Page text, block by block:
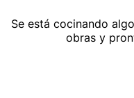
Se está cocinando
obras y